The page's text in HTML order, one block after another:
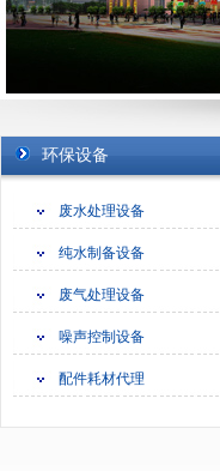
苏州德嘉环保工程是一家专业的
理，苏州废气处理公司。
苏州德嘉环保工程专注于苏州水
纯水工程等苏州环保工程。
苏州德嘉环保工程,主营苏州工
回用,苏州纯水工程等苏州环保工
环保设备
废水处理设备
纯水制备设备
废气处理设备
噪声控制设备
配件耗材代理